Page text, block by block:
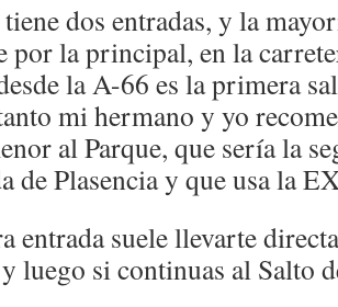
dos entradas, y la
por la principal, en la
la A-66 es la primera
mi hermano y yo
al Parque, que sería la
de Plasencia y que usa la
entrada suele llevarte
luego si continuas al Salto